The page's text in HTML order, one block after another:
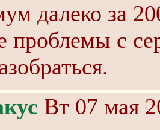
далеко за
проблемы с
Вт 07 мая